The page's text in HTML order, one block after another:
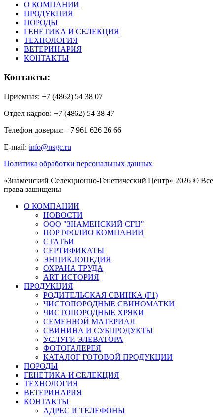
О КОМПАНИИ
ПРОДУКЦИЯ
ПОРОДЫ
ГЕНЕТИКА И СЕЛЕКЦИЯ
ТЕХНОЛОГИЯ
ВЕТЕРИНАРИЯ
КОНТАКТЫ
Контакты:
Приемная: +7 (4862) 54 38 07
Отдел кадров: +7 (4862) 54 38 47
Телефон доверия: +7 961 626 26 66
E-mail: info@nsgc.ru
Политика обработки персональных данных
«Знаменский Селекционно-Генетический Центр» 2026 © Все
права защищены
О КОМПАНИИ
НОВОСТИ
ООО "ЗНАМЕНСКИЙ СГЦ"
ПОРТФОЛИО КОМПАНИИ
СТАТЬИ
СЕРТИФИКАТЫ
ЭНЦИКЛОПЕДИЯ
ОХРАНА ТРУДА
ART ИСТОРИЯ
ПРОДУКЦИЯ
РОДИТЕЛЬСКАЯ СВИНКА (F1)
ЧИСТОПОРОДНЫЕ СВИНОМАТКИ
ЧИСТОПОРОДНЫЕ ХРЯКИ
СЕМЕННОЙ МАТЕРИАЛ
СВИНИНА И СУБПРОДУКТЫ
УСЛУГИ ЭЛЕВАТОРА
ФОТОГАЛЕРЕЯ
КАТАЛОГ ГОТОВОЙ ПРОДУКЦИИ
ПОРОДЫ
ГЕНЕТИКА И СЕЛЕКЦИЯ
ТЕХНОЛОГИЯ
ВЕТЕРИНАРИЯ
КОНТАКТЫ
АДРЕС И ТЕЛЕФОНЫ